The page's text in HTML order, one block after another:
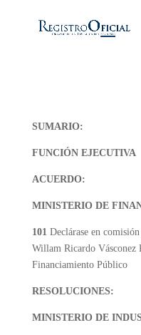
SUMARIO:
FUNCIÓN EJECUTIVA
ACUERDO:
MINISTERIO DE
101Declárase en
Willam Ricardo Vásconez
Financiamiento Público
RESOLUCIONES:
MINISTERIO DE